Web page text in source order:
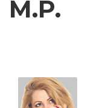
M.P.